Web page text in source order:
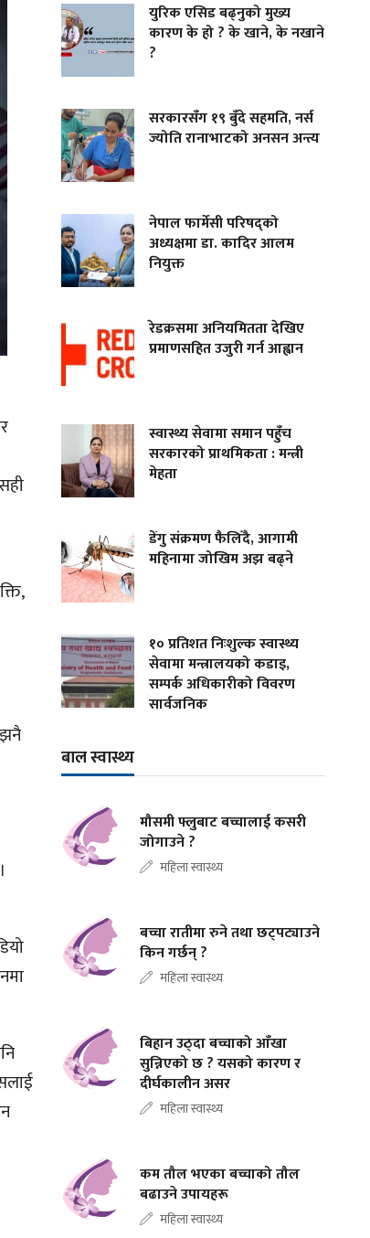
युरिक एसिड बढ्नुको मुख्य
कारण के हो ? के खाने, के नखाने
?
सरकारसँग १९ बुँदे सहमति, नर्स
ज्योति रानाभाटको अनसन अन्त्य
नेपाल फार्मेसी परिषद्को
अध्यक्षमा डा. कादिर आलम
नियुक्त
रेडक्रसमा अनियमितता देखिए
प्रमाणसहित उजुरी गर्न आह्वान
स्वास्थ्य सेवामा समान पहुँच
सरकारको प्राथमिकता : मन्त्री
मेहता
डेंगु संक्रमण फैलिँदै, आगामी
महिनामा जोखिम अझ बढ्ने
१० प्रतिशत निःशुल्क स्वास्थ्य
सेवामा मन्त्रालयको कडाइ,
सम्पर्क अधिकारीको विवरण
सार्वजनिक
बाल स्वास्थ्य
मौसमी फ्लुबाट बच्चालाई कसरी
जोगाउने ?
महिला स्वास्थ्य
बच्चा रातीमा रुने तथा छट्पट्याउने
किन गर्छन् ?
महिला स्वास्थ्य
बिहान उठ्दा बच्चाको आँखा
सुन्निएको छ ? यसको कारण र
दीर्घकालीन असर
महिला स्वास्थ्य
कम तौल भएका बच्चाको तौल
बढाउने उपायहरू
महिला स्वास्थ्य